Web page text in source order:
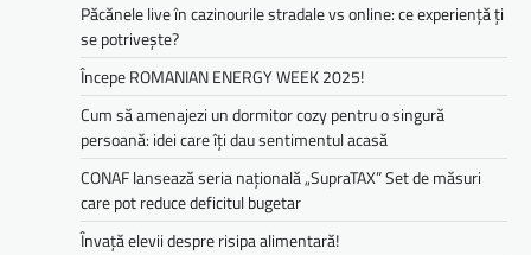
Păcănele live în cazinourile stradale vs online: ce experiență ți
se potrivește?
Începe ROMANIAN ENERGY WEEK 2025!
Cum să amenajezi un dormitor cozy pentru o singură
persoană: idei care îți dau sentimentul acasă
CONAF lansează seria națională „SupraTAX” Set de măsuri
care pot reduce deficitul bugetar
Învață elevii despre risipa alimentară!